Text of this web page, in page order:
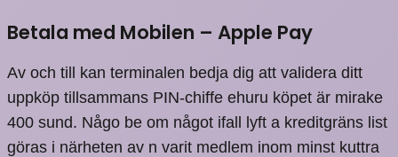
Betala med Mobilen – Apple Pay
Av och till kan terminalen bedja dig att validera ditt
uppköp tillsammans PIN-chiffe ehuru köpet är mirake
400 sund. Någo be om något ifall lyft a kreditgräns list
göras i närheten av n varit medlem inom minst kuttra